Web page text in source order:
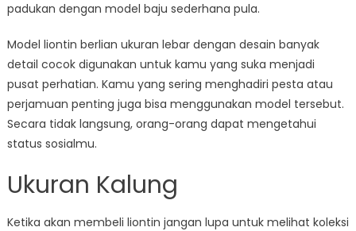
padukan dengan model baju sederhana pula.
Model liontin berlian ukuran lebar dengan desain banyak
detail cocok digunakan untuk kamu yang suka menjadi
pusat perhatian. Kamu yang sering menghadiri pesta atau
perjamuan penting juga bisa menggunakan model tersebut.
Secara tidak langsung, orang-orang dapat mengetahui
status sosialmu.
Ukuran Kalung
Ketika akan membeli liontin jangan lupa untuk melihat koleksi